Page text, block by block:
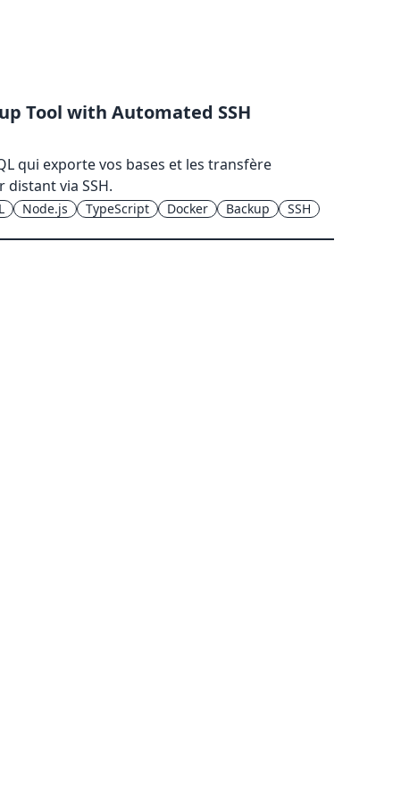
Tool with Automated SSH
qui exporte vos bases et les transfère
via SSH.
Node.js TypeScript Docker Backup SSH